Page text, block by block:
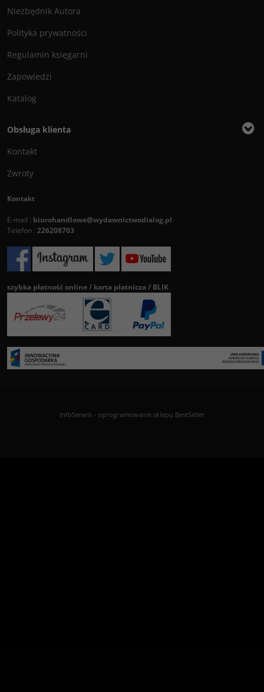
Niezbędnik Autora
Polityka prywatności
Regulamin księgarni
Zapowiedzi
Katalog
Obsługa klienta
Kontakt
Zwroty
Kontakt
E-mail : biurohandlowe@wydawnictwodialog.pl
Telefon : 226208703
szybka płatność online / karta płatnicza / BLIK
InfoSerwis- oprogramowanie sklepu BestSeller